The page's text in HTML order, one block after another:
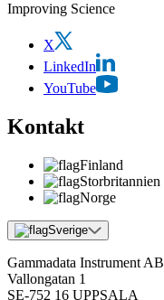
Improving Science
X
LinkedIn
YouTube
Kontakt
Finland
Storbritannien
Norge
Sverige
Gammadata Instrument AB
Vallongatan 1
SE-752 16 UPPSALA